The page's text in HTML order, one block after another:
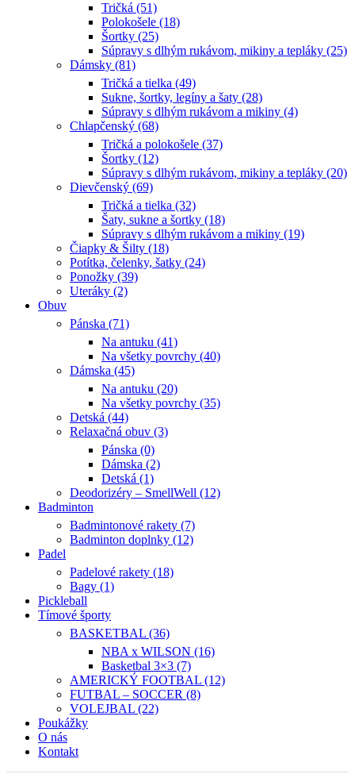
Tričká (51)
Polokošele (18)
Šortky (25)
Súpravy s dlhým rukávom, mikiny a tepláky (25)
Dámsky (81)
Tričká a tielka (49)
Sukne, šortky, legíny a šaty (28)
Súpravy s dlhým rukávom a mikiny (4)
Chlapčenský (68)
Tričká a polokošele (37)
Šortky (12)
Súpravy s dlhým rukávom, mikiny a tepláky (20)
Dievčenský (69)
Tričká a tielka (32)
Šaty, sukne a šortky (18)
Súpravy s dlhým rukávom a mikiny (19)
Čiapky & Šilty (18)
Potítka, čelenky, šatky (24)
Ponožky (39)
Uteráky (2)
Obuv
Pánska (71)
Na antuku (41)
Na všetky povrchy (40)
Dámska (45)
Na antuku (20)
Na všetky povrchy (35)
Detská (44)
Relaxačná obuv (3)
Pánska (0)
Dámska (2)
Detská (1)
Deodorizéry – SmellWell (12)
Badminton
Badmintonové rakety (7)
Badminton doplnky (12)
Padel
Padelové rakety (18)
Bagy (1)
Pickleball
Tímové športy
BASKETBAL (36)
NBA x WILSON (16)
Basketbal 3×3 (7)
AMERICKÝ FOOTBAL (12)
FUTBAL – SOCCER (8)
VOLEJBAL (22)
Poukážky
O nás
Kontakt